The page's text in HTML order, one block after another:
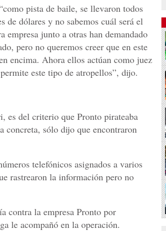
pista de baile, se llevaron todos
de dólares y no sabemos cuál será el
empresa junto a otras han demandado
pero no queremos creer que en este
encima. Ahora ellos actúan como juez
este tipo de atropellos”, dijo.
es del criterio que Pronto pirateaba
concreta, sólo dijo que encontraron
telefónicos asignados a varios
rastrearon la información pero no
contra la empresa Pronto por
le acompañó en la operación.